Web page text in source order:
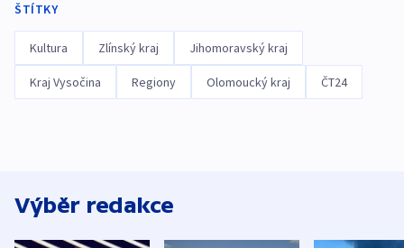
ŠTÍTKY
Kultura Zlínský kraj Jihomoravský kraj
Kraj Vysočina Regiony Olomoucký kraj ČT24
Výběr redakce